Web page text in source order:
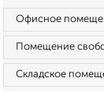
Офисное
Помещение
Складское